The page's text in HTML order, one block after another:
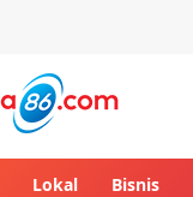
Lokal Bisnis